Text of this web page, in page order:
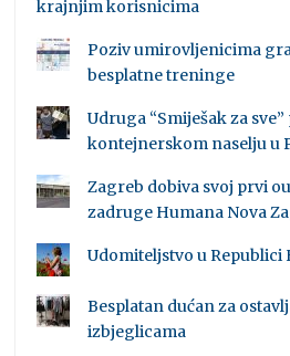
krajnjim korisnicima
Poziv umirovljenicima
besplatne treninge
Udruga “Smiješak za
kontejnerskom naselju u
Zagreb dobiva svoj prvi
zadruge Humana Nova
Udomiteljstvo u Republici
Besplatan dućan za
izbjeglicama